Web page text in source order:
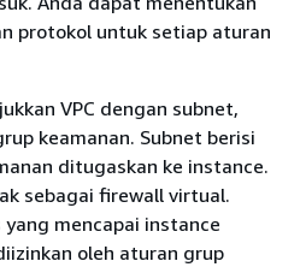
protokol untuk setiap aturan
VPC dengan subnet,
keamanan. Subnet berisi
ditugaskan ke instance.
sebagai firewall virtual.
mencapai instance
oleh aturan grup